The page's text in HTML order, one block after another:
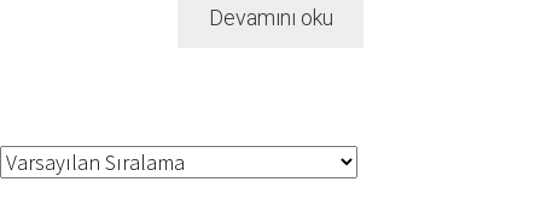
Devamını oku